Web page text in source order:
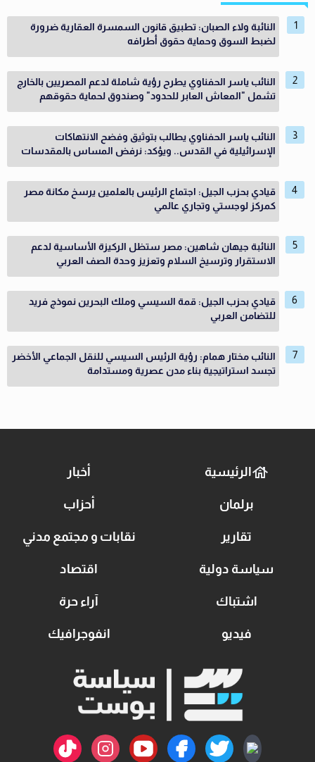
النائبة ولاء الصبان: تطبيق قانون السمسرة العقارية ضرورة
لضبط السوق وحماية حقوق أطرافه
النائب ياسر الحفناوي يطرح رؤية شاملة لدعم المصريين بالخارج
تشمل "المعاش العابر للحدود" وصندوق لحماية حقوقهم
النائب ياسر الحفناوي يطالب بتوثيق وفضح الانتهاكات
الإسرائيلية في القدس.. ويؤكد: نرفض المساس بالمقدسات
قيادي بحزب الجيل: اجتماع الرئيس بالعلمين يرسخ مكانة مصر
كمركز لوجستي وتجاري عالمي
النائبة جيهان شاهين: مصر ستظل الركيزة الأساسية لدعم
الاستقرار وترسيخ السلام وتعزيز وحدة الصف العربي
قيادي بحزب الجيل: قمة السيسي وملك البحرين نموذج فريد
للتضامن العربي
النائب مختار همام: رؤية الرئيس السيسي للنقل الجماعي الأخضر
تجسد استراتيجية بناء مدن عصرية ومستدامة
الرئيسية أخبار
برلمان أحزاب
تقارير نقابات و مجتمع مدني
سياسة دولية اقتصاد
اشتباك آراء حرة
فيديو انفوجرافيك